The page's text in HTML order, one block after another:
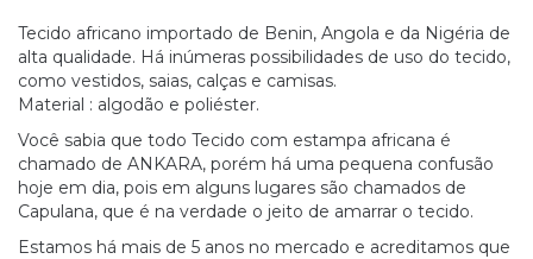
Tecido africano importado de Benin, Angola e da Nigéria de
alta qualidade. Há inúmeras possibilidades de uso do tecido,
como vestidos, saias, calças e camisas.
Material : algodão e poliéster.
Você sabia que todo Tecido com estampa africana é
chamado de ANKARA, porém há uma pequena confusão
hoje em dia, pois em alguns lugares são chamados de
Capulana, que é na verdade o jeito de amarrar o tecido.
Estamos há mais de 5 anos no mercado e acreditamos que